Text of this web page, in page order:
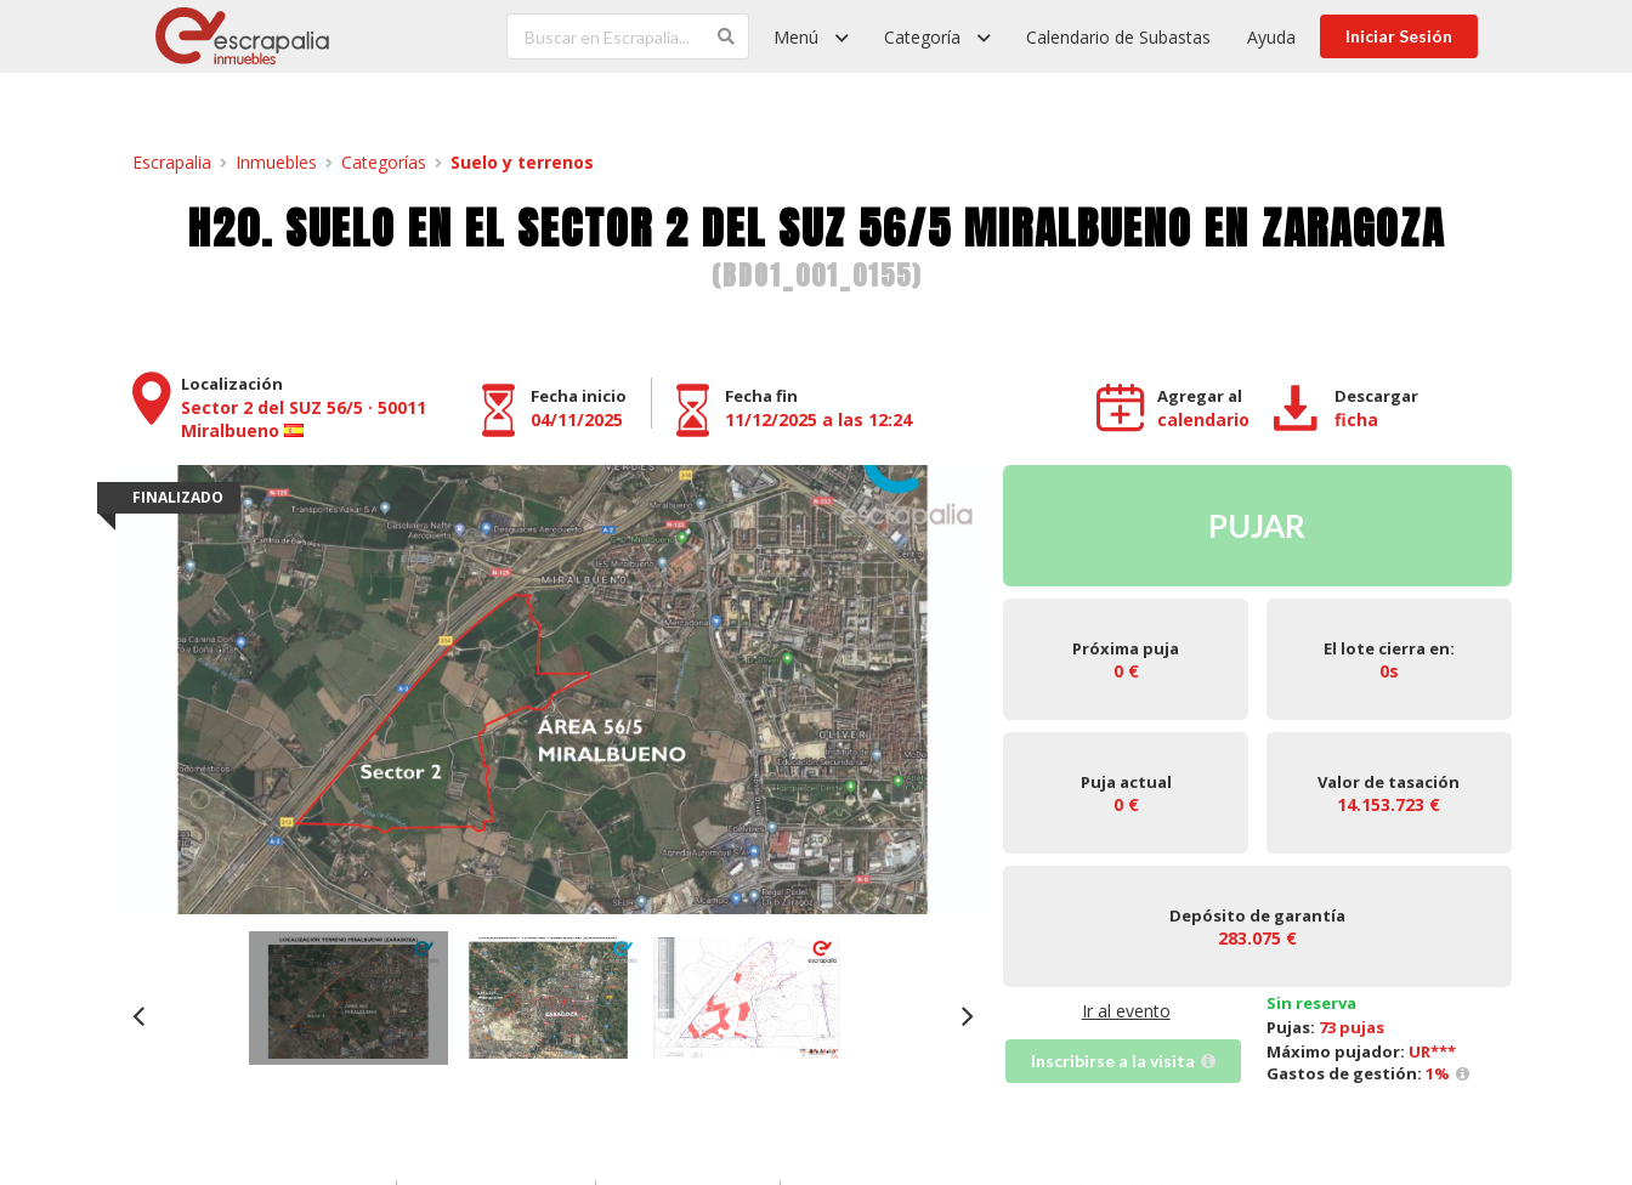
Menú Categoría Calendario de Subastas Ayuda Iniciar Sesión
Escrapalia Inmuebles Categorías Suelo y terrenos
H20. SUELO EN EL SECTOR 2 DEL SUZ 56/5 MIRALBUENO EN ZARAGOZA
(BDO1_001_0155)
Localización
Sector 2 del SUZ 56/5 · 50011
Miralbueno
Fecha inicio
04/11/2025
Fecha fin
11/12/2025 a las 12:24
Agregar al
calendario
Descargar
ficha
FINALIZADO
PUJAR
Próxima puja
0 €
El lote cierra en:
0s
Puja actual
0 €
Valor de tasación
14.153.723 €
Depósito de garantía
283.075 €
Ir al evento
Inscribirse a la visita
Sin reserva
Pujas: 73 pujas
Máximo pujador: UR***
Gastos de gestión: 1%